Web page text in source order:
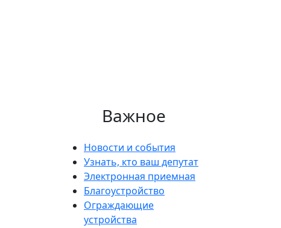
Важное
Новости и события
Узнать, кто ваш депутат
Электронная приемная
Благоустройство
Ограждающие
устройства